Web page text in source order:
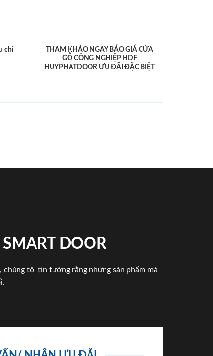
chi
THAM KHẢO NGAY BÁO GIÁ CỬA
GỖ CÔNG NGHIỆP HDF
HUYPHATDOOR ƯU ĐÃI ĐẶC BIỆT
DOOR
chúng tôi tin tưởng rằng những sản phẩm mà